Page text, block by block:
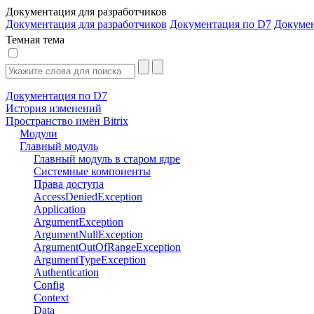
Документация для разработчиков
Документация для разработчиков Документация по D7
Темная тема
Документация по D7
История изменений
Пространство имён Bitrix
Модули
Главный модуль
Главный модуль в старом ядре
Системные компоненты
Права доступа
AccessDeniedException
Application
ArgumentException
ArgumentNullException
ArgumentOutOfRangeException
ArgumentTypeException
Authentication
Config
Context
Data